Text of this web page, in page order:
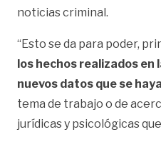
noticias criminal.
“Esto se da para poder,
los hechos realizados en
nuevos datos que se
tema de trabajo o de
jurídicas y psicológicas